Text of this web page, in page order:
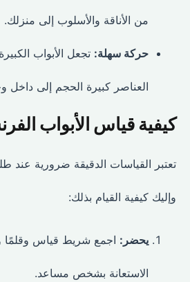
من الأناقة والأسلوب إلى منزلك.
حركة سهلة:تجعل الأبواب
العناصر كبيرة الحجم إلى داخل
كيفية قياس الأبواب
تعتبر القياسات الدقيقة ضرورية عند
وإليك كيفية القيام بذلك:
يحضر:اجمع شريط قياس وقلمًا
الاستعانة بشخص مساعد.